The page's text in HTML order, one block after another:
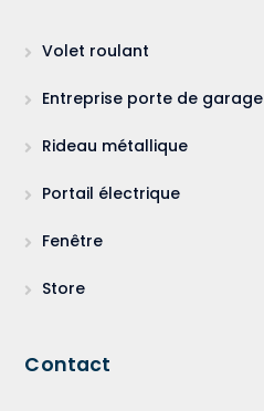
Volet roulant
Entreprise porte de garage
Rideau métallique
Portail électrique
Fenêtre
Store
Contact